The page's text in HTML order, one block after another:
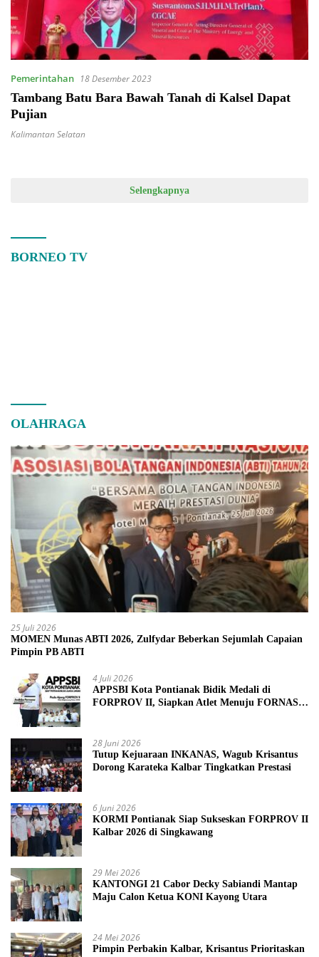
Pemerintahan 18 Desember 2023
Tambang Batu Bara Bawah Tanah di Kalsel Dapat
Pujian
Kalimantan Selatan
Selengkapnya
BORNEO TV
OLAHRAGA
25 Juli 2026
MOMEN Munas ABTI 2026, Zulfydar Beberkan Sejumlah Capaian
Pimpin PB ABTI
4 Juli 2026
APPSBI Kota Pontianak Bidik Medali di
FORPROV II, Siapkan Atlet Menuju FORNAS
28 Juni 2026
Tutup Kejuaraan INKANAS, Wagub Krisantus
Dorong Karateka Kalbar Tingkatkan Prestasi
6 Juni 2026
KORMI Pontianak Siap Sukseskan FORPROV II
Kalbar 2026 di Singkawang
29 Mei 2026
KANTONGI 21 Cabor Decky Sabiandi Mantap
Maju Calon Ketua KONI Kayong Utara
24 Mei 2026
Pimpin Perbakin Kalbar, Krisantus Prioritaskan